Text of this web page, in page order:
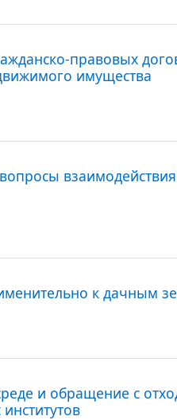
правовых
имущества
взаимодействия
к дачным
и обращение с